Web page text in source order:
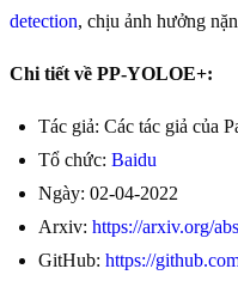
detection, chịu ảnh hưởng
Chi tiết về PP-YOLOE+:
Tác giả: Các tác giả của
Tổ chức: Baidu
Ngày: 02-04-2022
Arxiv: https://arxiv.org/
GitHub: https://